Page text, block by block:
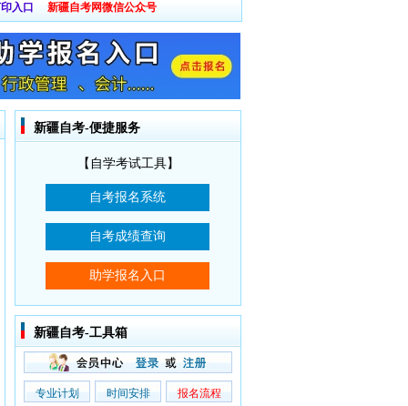
入口 新疆自考网微信公众号
新疆自考-便捷服务
【自学考试工具】
新疆自考-工具箱
专业计划 时间安排 报名流程